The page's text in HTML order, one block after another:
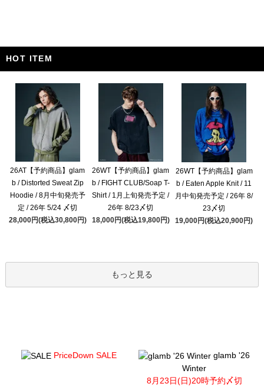
HOT ITEM
26AT【予約商品】glam
b / Distorted Sweat Zip
Hoodie / 8月中旬発売予
定 / 26年 5/24 〆切
28,000円(税込30,800円)
26WT【予約商品】glam
b / FIGHT CLUB/Soap T-
Shirt / 1月上旬発売予定 /
26年 8/23〆切
18,000円(税込19,800円)
26WT【予約商品】glam
b / Eaten Apple Knit / 11
月中旬発売予定 / 26年 8/
23〆切
19,000円(税込20,900円)
もっと見る
PriceDown SALE
glamb '26
Winter
8月23日(日)20時予約〆切